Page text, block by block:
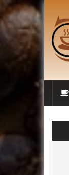
Skip
to
main
content